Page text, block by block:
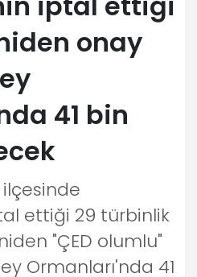
onay
41 bin
ilçesinde
ettiği 29 türbinlik
"ÇED olumlu"
Ormanları'nda 41